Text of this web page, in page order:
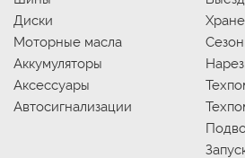
Диски
Моторные масла
Аккумуляторы
Аксессуары
Автосигнализации